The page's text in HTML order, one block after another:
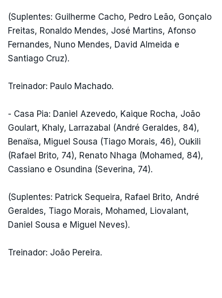
(Suplentes: Guilherme Cacho, Pedro Leão, Gonçalo
Freitas, Ronaldo Mendes, José Martins, Afonso
Fernandes, Nuno Mendes, David Almeida e
Santiago Cruz).
Treinador: Paulo Machado.
- Casa Pia: Daniel Azevedo, Kaique Rocha, João
Goulart, Khaly, Larrazabal (André Geraldes, 84),
Benaïsa, Miguel Sousa (Tiago Morais, 46), Oukili
(Rafael Brito, 74), Renato Nhaga (Mohamed, 84),
Cassiano e Osundina (Severina, 74).
(Suplentes: Patrick Sequeira, Rafael Brito, André
Geraldes, Tiago Morais, Mohamed, Liovalant,
Daniel Sousa e Miguel Neves).
Treinador: João Pereira.